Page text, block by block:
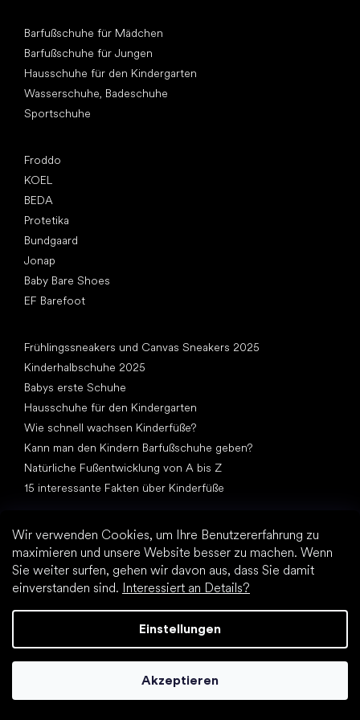
Wir verwenden Cookies, um Ihre Benutzererfahrung zu
maximieren und unsere Website besser zu machen. Wenn
Sie weiter surfen, gehen wir davon aus, dass Sie damit
einverstanden sind. Interessiert an Details?
Einstellungen
Akzeptieren
Barfußschuhe für Mädchen
Barfußschuhe für Jungen
Hausschuhe für den Kindergarten
Wasserschuhe, Badeschuhe
Sportschuhe
Froddo
KOEL
BEDA
Protetika
Bundgaard
Jonap
Baby Bare Shoes
EF Barefoot
Frühlingssneakers und Canvas Sneakers 2025
Kinderhalbschuhe 2025
Babys erste Schuhe
Hausschuhe für den Kindergarten
Wie schnell wachsen Kinderfüße?
Kann man den Kindern Barfußschuhe geben?
Natürliche Fußentwicklung von A bis Z
15 interessante Fakten über Kinderfüße
Andere Kategorien
Sportschuhe
Schwarze Barfußschuhe